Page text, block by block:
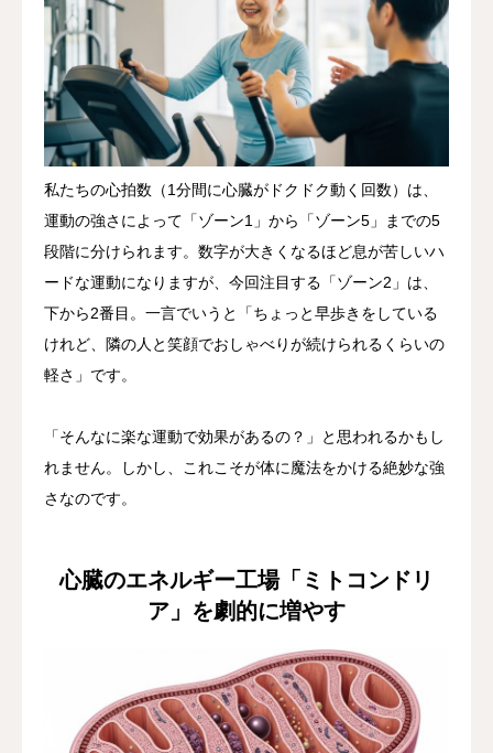
私たちの心拍数（1分間に心臓がドクドク動く回数）は、
運動の強さによって「ゾーン1」から「ゾーン5」までの5
段階に分けられます。数字が大きくなるほど息が苦しいハ
ードな運動になりますが、今回注目する「ゾーン2」は、
下から2番目。一言でいうと「ちょっと早歩きをしている
けれど、隣の人と笑顔でおしゃべりが続けられるくらいの
軽さ」です。
「そんなに楽な運動で効果があるの？」と思われるかもし
れません。しかし、これこそが体に魔法をかける絶妙な強
さなのです。
心臓のエネルギー工場「ミトコンドリ
ア」を劇的に増やす